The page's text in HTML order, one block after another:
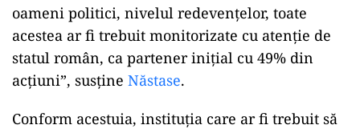
oameni politici, nivelul redevențelor, toate
acestea ar fi trebuit monitorizate cu atenție de
statul român, ca partener inițial cu 49% din
acțiuni”, susține Năstase.
Conform acestuia, instituția care ar fi trebuit să